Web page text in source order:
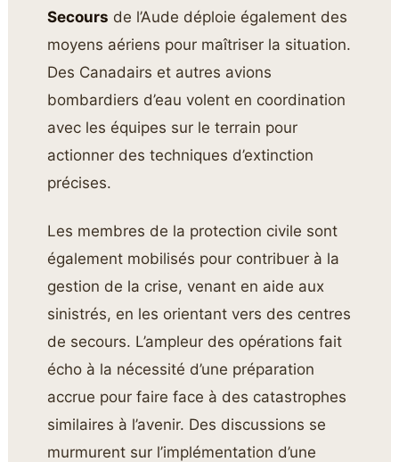
Secours de l’Aude déploie également des
moyens aériens pour maîtriser la situation.
Des Canadairs et autres avions
bombardiers d’eau volent en coordination
avec les équipes sur le terrain pour
actionner des techniques d’extinction
précises.
Les membres de la protection civile sont
également mobilisés pour contribuer à la
gestion de la crise, venant en aide aux
sinistrés, en les orientant vers des centres
de secours. L’ampleur des opérations fait
écho à la nécessité d’une préparation
accrue pour faire face à des catastrophes
similaires à l’avenir. Des discussions se
murmurent sur l’implémentation d’une